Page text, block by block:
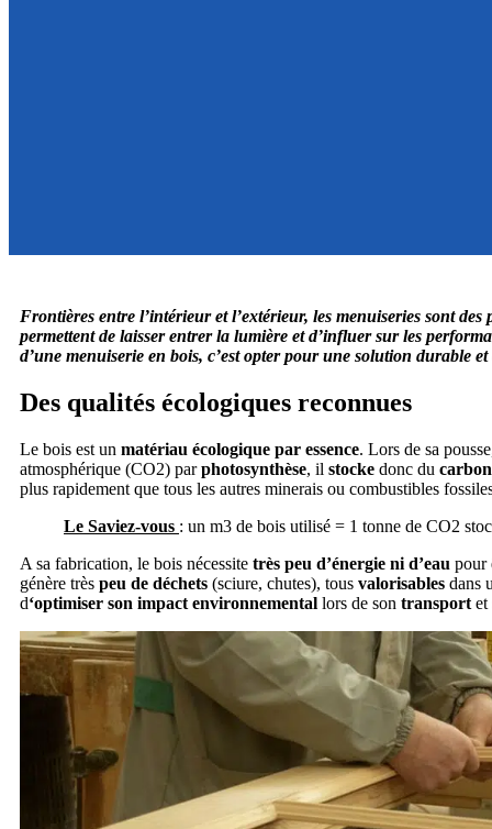
Frontières entre l’intérieur et l’extérieur, les menuiseries sont
permettent de laisser entrer la lumière et d’influer sur les
d’une menuiserie en bois, c’est opter pour une solution durable
Des qualités écologiques reconnues
Le bois est un matériau écologique par essence. Lors de sa
atmosphérique (CO2) parphotosynthèse, il stocke donc du
plus rapidement que tous les autres minerais ou combustibles
Le Saviez-vous : un m3 de bois utilisé = 1 tonne de CO2
A sa fabrication, le bois nécessite très peu d’énergie ni d’eau pour
génère très peu de déchets (sciure, chutes), tous valorisables dans
d‘optimiser son impact environnemental lors de son transport et